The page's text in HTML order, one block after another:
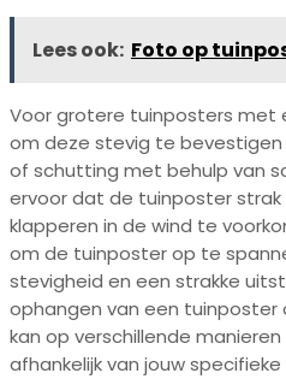
Lees ook: Foto op
Voor grotere tuinposters met
om deze stevig te
of schutting met behulp van
ervoor dat de tuinposter
klapperen in de wind te
om de tuinposter op te
stevigheid en een strakke
ophangen van een tuinposter
kan op verschillende
afhankelijk van jouw